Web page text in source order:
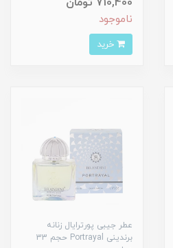
ناموجود
عطر جیبی پورترایال زنانه
برندینی Portrayal حجم 33